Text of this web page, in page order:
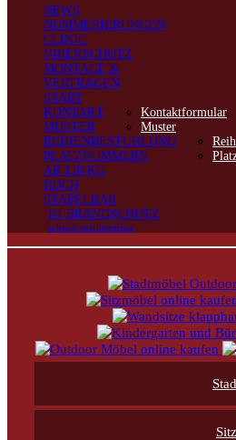
NEWS
NUMMERIERUNGEN
CLINIC
VIRENSCHUTZ
MONTAGE &
VERTRAGEN
START
KONTAKT
MUSTER
Kontaktformular
Muster
REIHENBESTUHLUNG
PLATZNUMMERN
AB 120 KG
HOCH
STAPELBAR
B1 BRANDSCHUTZ
schwer entflammbar